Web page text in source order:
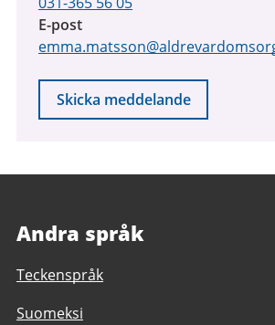
E-post
Skicka meddelande
Andra språk
Teckenspråk
Suomeksi